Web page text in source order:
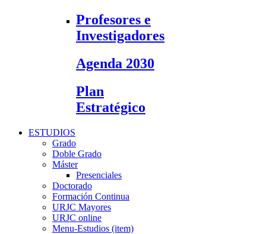
Profesores e
Investigadores
Agenda 2030
Plan
Estratégico
ESTUDIOS
Grado
Doble Grado
Máster
Presenciales
Doctorado
Formación Continua
URJC Mayores
URJC online
Menu-Estudios (item)